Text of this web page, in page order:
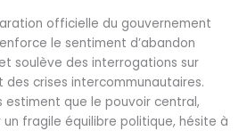
officielle du gouvernement
le sentiment d’abandon
soulève des interrogations sur
crises intercommunautaires.
estiment que le pouvoir central,
fragile équilibre politique, hésite à